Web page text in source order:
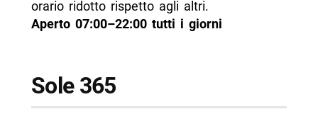
orario ridotto rispetto agli altri.
Aperto 07:00–22:00 tutti i giorni
Sole 365